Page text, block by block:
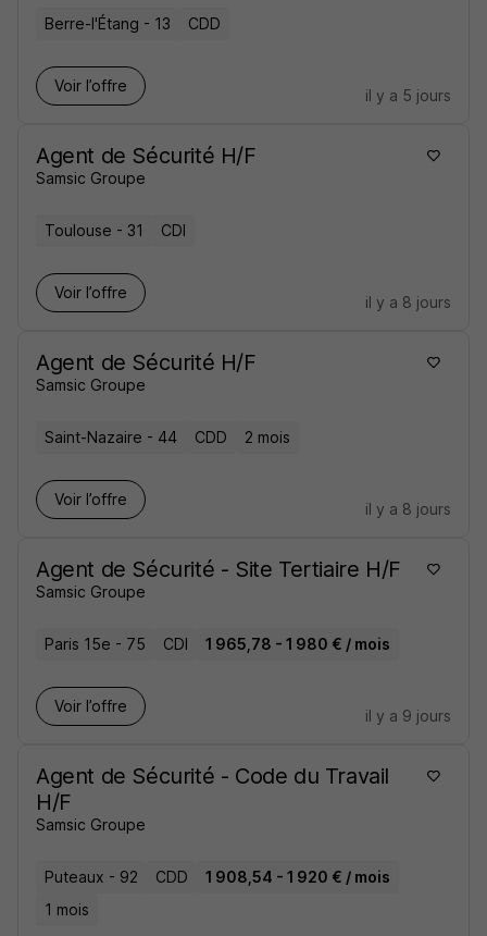
Berre-l'Étang - 13 CDD
Voir l’offre
il y a 5 jours
Agent de Sécurité H/F
Samsic Groupe
Toulouse - 31 CDI
Voir l’offre
il y a 8 jours
Agent de Sécurité H/F
Samsic Groupe
Saint-Nazaire - 44 CDD 2 mois
Voir l’offre
il y a 8 jours
Agent de Sécurité - Site Tertiaire H/F
Samsic Groupe
Paris 15e - 75 CDI 1 965,78 - 1 980 € / mois
Voir l’offre
il y a 9 jours
Agent de Sécurité - Code du Travail
H/F
Samsic Groupe
Puteaux - 92 CDD
1 908,54 - 1 920 € / mois
1 mois